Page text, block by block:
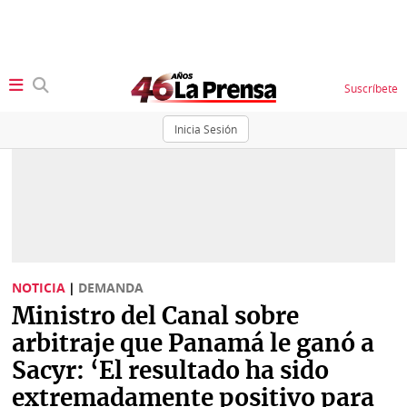
Inicia Sesión
Suscríbete
Sociedad
Judiciales
Política
Economía
Status
K
Vivir+
NOTICIA | DEMANDA
Ministro del Canal sobre
arbitraje que Panamá le ganó a
Sacyr: ‘El resultado ha sido
extremadamente positivo para